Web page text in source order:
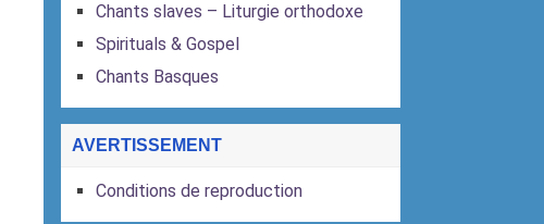
Chants slaves – Liturgie orthodoxe
Spirituals & Gospel
Chants Basques
AVERTISSEMENT
Conditions de reproduction